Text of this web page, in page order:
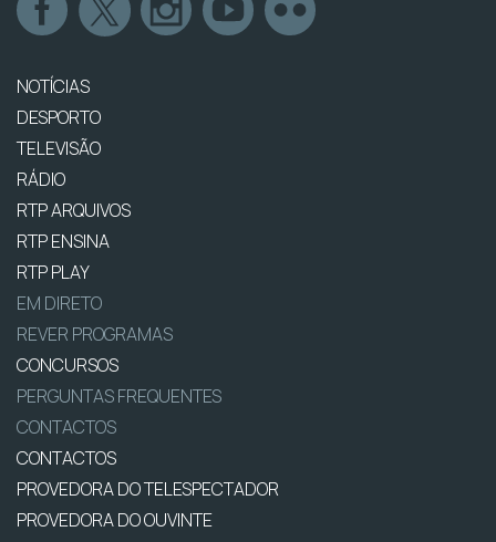
NOTÍCIAS
DESPORTO
TELEVISÃO
RÁDIO
RTP ARQUIVOS
RTP ENSINA
RTP PLAY
EM DIRETO
REVER PROGRAMAS
CONCURSOS
PERGUNTAS FREQUENTES
CONTACTOS
CONTACTOS
PROVEDORA DO TELESPECTADOR
PROVEDORA DO OUVINTE